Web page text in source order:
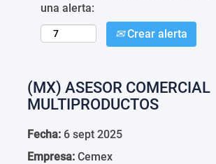
una alerta:
Crear alerta
(MX) ASESOR COMERCIAL
MULTIPRODUCTOS
Fecha: 6 sept 2025
Empresa: Cemex